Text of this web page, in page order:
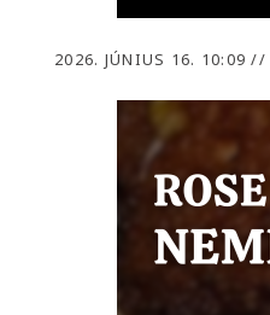
2026. JÚNIUS 16. 10:09//